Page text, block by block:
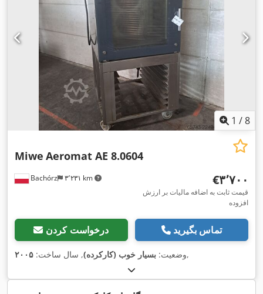
1 /8
Bachórz ۳٬۲۳۱ km
Miwe Aeromat AE 8.0604
‎€۳٬۷۰۰
قیمت ثابت به اضافه مالیات بر ارزش
افزوده
درخواست کردن تماس بگیرید
وضعیت: بسیار خوب (کارکرده), سال ساخت: ۲۰۰۵ ,